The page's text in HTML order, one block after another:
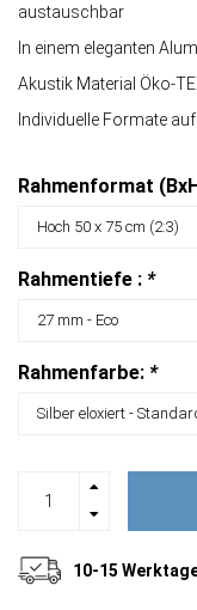
austauschbar
In einem eleganten
Akustik Material Öko-
Individuelle Formate
Rahmenformat
Rahmentiefe : *
Rahmenfarbe: *
10-15